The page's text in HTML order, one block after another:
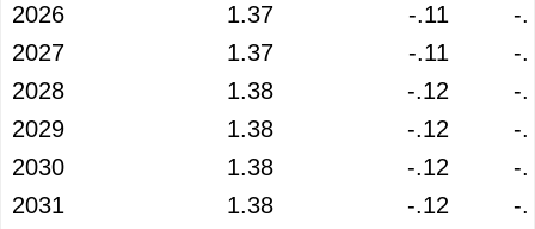
2026
1.37 -.11
-
2027
1.37 -.11
-
2028
1.38 -.12
-
2029
1.38 -.12
-
2030
1.38 -.12
-
2031
1.38 -.12
-